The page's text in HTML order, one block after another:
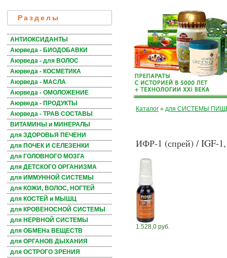
Разделы
АНТИОКСИДАНТЫ
Аюрведа - БИОДОБАВКИ
Аюрведа - для ВОЛОС
Аюрведа - КОСМЕТИКА
Аюрведа - МАСЛА
Аюрведа - ОМОЛОЖЕНИЕ
Аюрведа - ПРОДУКТЫ
Аюрведа - ТРАВ СОСТАВЫ
ВИТАМИНЫ и МИНЕРАЛЫ
для ЗДОРОВЬЯ ПЕЧЕНИ
для ПОЧЕК И СЕЛЕЗЕНКИ
для ГОЛОВНОГО МОЗГА
для ДЕТСКОГО ОРГАНИЗМА
для ИММУННОЙ СИСТЕМЫ
для КОЖИ, ВОЛОС, НОГТЕЙ
для КОСТЕЙ и МЫШЦ
для КРОВЕНОСНОЙ СИСТЕМЫ
для НЕРВНОЙ СИСТЕМЫ
для ОБМЕНа ВЕЩЕСТВ
для ОРГАНОВ ДЫХАНИЯ
для ОСТРОГО ЗРЕНИЯ
Каталог » для СИСТЕМЫ
ИФР-1 (спрей) / IGF-
1.528,0 руб.